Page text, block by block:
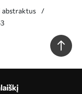
abstraktus